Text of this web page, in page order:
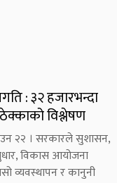
: ३२ हजारभन्दा
विश्लेषण
२२ । सरकारले सुशासन,
विकास आयोजना
व्यवस्थापन र कानुनी